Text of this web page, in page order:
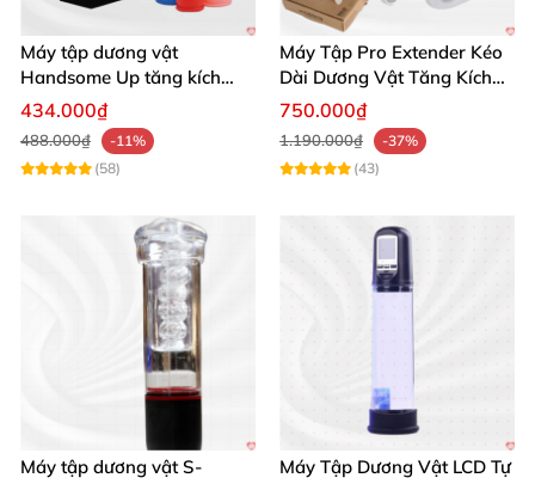
Máy tập dương vật
Handsome Up tăng kích
thước hiệu quả nhanh
434.000₫
488.000₫
-11%
(58)
Máy Tập Pro Extender Kéo
Dài Dương Vật Tăng Kích
Thước Hiệu Quả
750.000₫
1.190.000₫
-37%
(43)
Máy tập dương vật S-
Máy Tập Dương Vật LCD Tự